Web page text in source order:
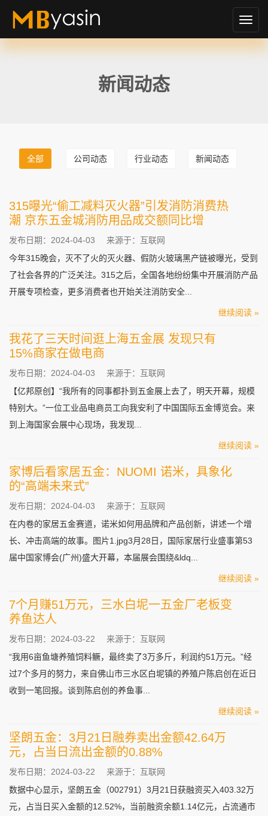
切
换
新闻动态
全部 公司动态 行业动态 新闻动态
315曝光“偷工减料灭火器”引发消防消费热
潮 京东五金城消防用品成交额同比增
发布日期：2024-04-03
来源于：互联网
今年315晚会，灭不了火的灭火器、假防火玻璃黑产链被曝光，受到
了社会各界的广泛关注。315之后，全国各地纷纷集中开展消防产品
开展专项检查，更多消费者也开始关注消防安全...
继续阅读 »
我花了三天时间逛上海五金展 发现只有
15%商家在做电商
发布日期：2024-04-03
来源于：互联网
【亿邦原创】“我所有的同事都扑到五金展上去了，明天开幕，规模
特别大。”一位工业品电商员工向我安利了中国国际五金博览会。来
到上海国家会展中心现场，我发现...
继续阅读 »
家博后看家居五金：NUOMI 诺米，具象化
的“高端未来式”
发布日期：2024-04-03
来源于：互联网
在内卷的家居五金赛道，诺米如何用品牌和产品创新，讲述一个增
长、冲击高端的故事。图片1.jpg3月28日，国际家居行业盛事第53
届中国家博会(广州)盛大开幕，本届展会围绕&ldq...
继续阅读 »
7个月赚51万元，三水白坭一五金厂老板变
养鱼达人
发布日期：2024-03-22
来源于：互联网
“我用6亩鱼塘养殖饲料鳜，最终卖了3万多斤，利润约51万元。”经
过7个多月的努力，来自佛山市三水区白坭镇的养殖户陈启创在近日
收到一笔回报。谈到陈启创的养鱼事...
继续阅读 »
坚朗五金：3月21日融券卖出金额42.64万
元，占当日流出金额的0.88%
发布日期：2024-03-22
来源于：互联网
数据中心显示，坚朗五金（002791）3月21日获融资买入403.32万
元，占当日买入金额的12.52%，当前融资余额1.14亿元，占流通市